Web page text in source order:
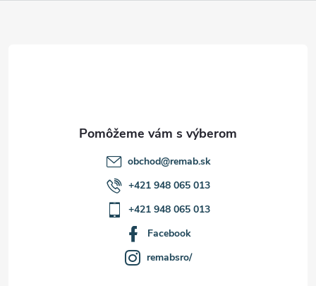
obchod@remab.sk
+421 948 065 013
+421 948 065 013
Facebook
remabsro/